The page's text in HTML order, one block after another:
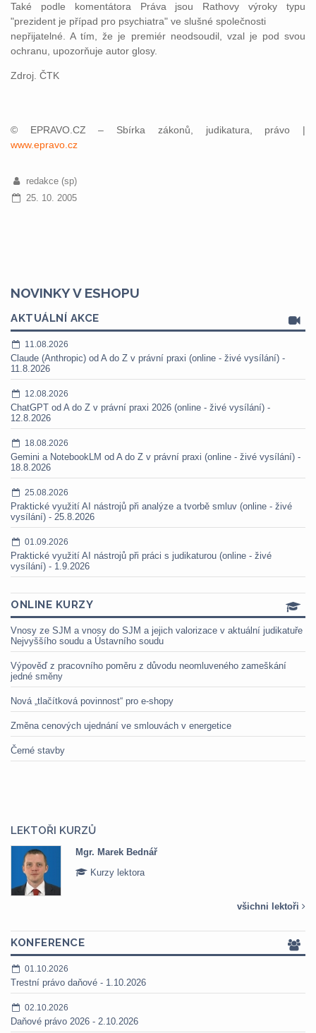
Také podle komentátora Práva jsou Rathovy výroky typu
"prezident je případ pro psychiatra" ve slušné společnosti
nepřijatelné. A tím, že je premiér neodsoudil, vzal je pod svou
ochranu, upozorňuje autor glosy.
Zdroj. ČTK
© EPRAVO.CZ – Sbírka zákonů, judikatura, právo |
www.epravo.cz
redakce (sp)
25. 10. 2005
NOVINKY V ESHOPU
AKTUÁLNÍ AKCE
11.08.2026
Claude (Anthropic) od A do Z v právní praxi (online - živé vysílání) -
11.8.2026
12.08.2026
ChatGPT od A do Z v právní praxi 2026 (online - živé vysílání) -
12.8.2026
18.08.2026
Gemini a NotebookLM od A do Z v právní praxi (online - živé vysílání) -
18.8.2026
25.08.2026
Praktické využití AI nástrojů při analýze a tvorbě smluv (online - živé
vysílání) - 25.8.2026
01.09.2026
Praktické využití AI nástrojů při práci s judikaturou (online - živé
vysílání) - 1.9.2026
ONLINE KURZY
Vnosy ze SJM a vnosy do SJM a jejich valorizace v aktuální judikatuře
Nejvyššího soudu a Ústavního soudu
Výpověď z pracovního poměru z důvodu neomluveného zameškání
jedné směny
Nová „tlačítková povinnost“ pro e-shopy
Změna cenových ujednání ve smlouvách v energetice
Černé stavby
LEKTOŘI KURZŮ
Mgr. Marek Bednář
Kurzy lektora
všichni lektoři
KONFERENCE
01.10.2026
Trestní právo daňové - 1.10.2026
02.10.2026
Daňové právo 2026 - 2.10.2026